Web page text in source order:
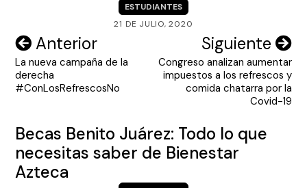
ESTUDIANTES
21 DE JULIO, 2020
Navegación
de
entradas
Anterior
La nueva campaña de la
derecha
#ConLosRefrescosNo
Siguiente
Congreso analizan aumentar
impuestos a los refrescos y
comida chatarra por la
Covid-19
Becas Benito Juárez: Todo lo que
necesitas saber de Bienestar
Azteca